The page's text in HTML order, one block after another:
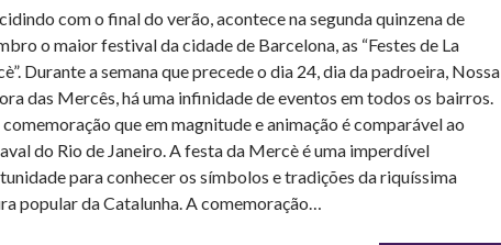
com o final do verão, acontece na segunda quinzena de
o maior festival da cidade de Barcelona, as “Festes de La
Durante a semana que precede o dia 24, dia da padroeira, Nossa
das Mercês, há uma infinidade de eventos em todos os bairros.
que em magnitude e animação é comparável ao
do Rio de Janeiro. A festa da Mercè é uma imperdível
para conhecer os símbolos e tradições da riquíssima
popular da Catalunha. A comemoração…